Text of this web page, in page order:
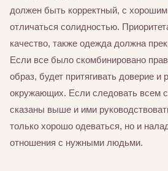
должен быть корректный, с
отличаться солидностью.
качество, также одежда должна
Если все было скомбинировано
образ, будет притягивать доверие и
окружающих. Если следовать всем
сказаны выше и ими
только хорошо одеваться, но и
отношения с нужными людьми.